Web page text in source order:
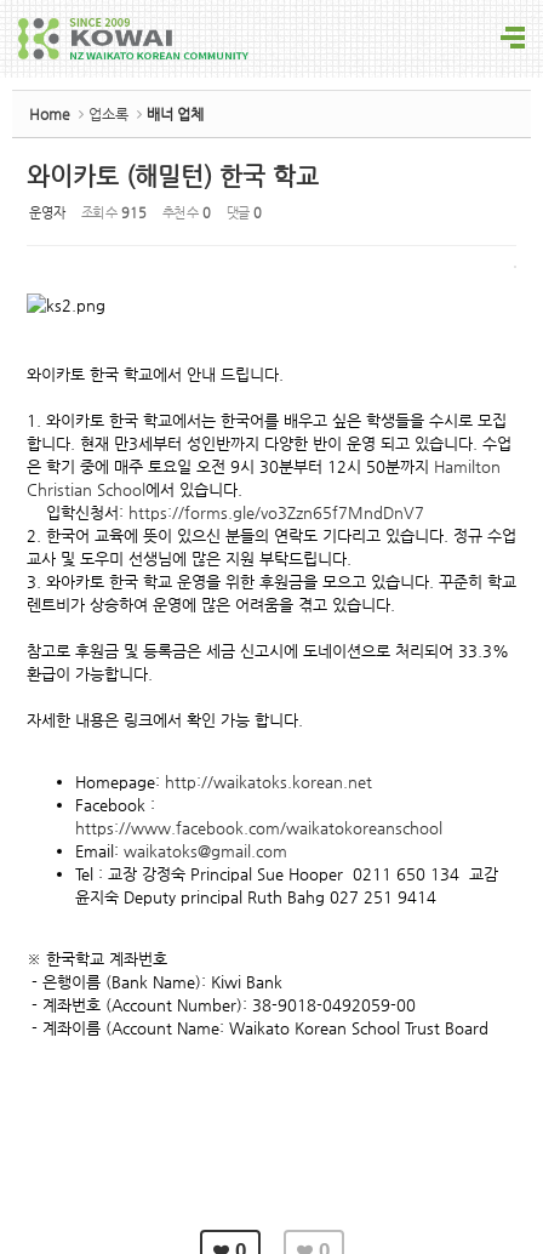
Home 업소록 배너 업체
와이카토 (해밀턴) 한국 학교
운영자 조회 수 915 추천 수 0 댓글 0
와이카토 한국 학교에서 안내 드립니다.
1. 와이카토 한국 학교에서는 한국어를 배우고 싶은 학생들을 수시로 모집
합니다. 현재 만3세부터 성인반까지 다양한 반이 운영 되고 있습니다. 수업
은 학기 중에 매주 토요일 오전 9시 30분부터 12시 50분까지 Hamilton
Christian School 에서 있습니다.
입학신청서: https://forms.gle/vo3Zzn65f7MndDnV7
2. 한국어 교육에 뜻이 있으신 분들의 연락도 기다리고 있습니다. 정규 수업
교사 및 도우미 선생님에 많은 지원 부탁드립니다.
3. 와아카토 한국 학교 운영을 위한 후원금을 모으고 있습니다. 꾸준히 학교
렌트비가 상승하여 운영에 많은 어려움을 겪고 있습니다.
참고로 후원금 및 등록금은 세금 신고시에 도네이션으로 처리되어 33.3%
환급이 가능합니다.
자세한 내용은 링크에서 확인 가능 합니다.
Homepage: http://waikatoks.korean.net
Facebook :
https://www.facebook.com/waikatokoreanschool
Email: waikatoks@gmail.com
Tel : 교장 강정숙 Principal Sue Hooper 0211 650 134 교감
윤지숙 Deputy principal Ruth Bahg 027 251 9414
※ 한국학교 계좌번호
- 은행이름 (Bank Name): Kiwi Bank
- 계좌번호 (Account Number): 38-9018-0492059-00
- 계좌이름 (Account Name: Waikato Korean School Trust Board
Sketchbook5, 스케치북5